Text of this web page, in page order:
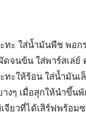
ทะ ใส่น้ำมันพืช พอ
ดจนข้น ใส่พาร์สเล่ย์
ทะให้ร้อน ใส่น้ำมันเ
งๆ เมื่อสุกให้นำขึ้นพั
จียวที่ได้เสิร์ฟพร้อ